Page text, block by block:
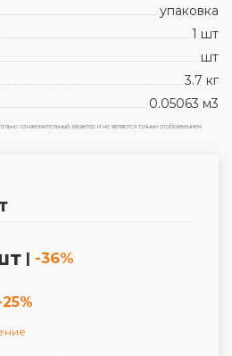
упаковка
1 шт
шт
3.7 кг
0.05063 м3
ознакомительный характер и не являются точным отображением
| -36%